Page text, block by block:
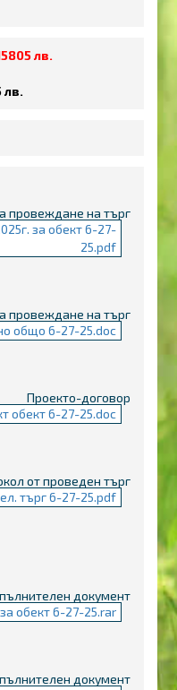
лв.
лв.
провеждане на търг
за обект 6-27-
25.pdf
провеждане на търг
общо 6-27-25.doc
Проекто-договор
обект 6-27-25.doc
от проведен търг
търг 6-27-25.pdf
документ
обект 6-27-25.rar
документ